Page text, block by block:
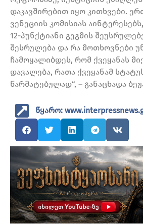
დაკავშირებით იყო კითხვები.
ვენეციის კომისიას
12-პუნქტიანი გეგმის
შესრულება და რა მოთხოვნები
ჩამოყალიბდეს, რომ ქვეყანას
დავალება, რათა ქვეყანამ
წარმატებულად“, – განაცხადა
წყარო: